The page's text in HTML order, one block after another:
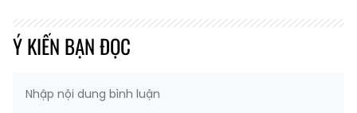
Ý KIẾN BẠN ĐỌC